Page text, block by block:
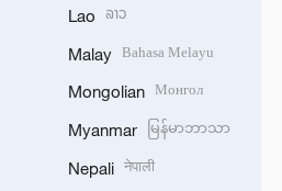
Lao ລາວ
Malay Bahasa Melayu
Mongolian Монгол
Myanmar မြန်မာဘာသာ
Nepali नेपाली